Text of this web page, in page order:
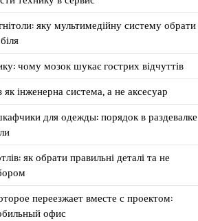
яку мультимедійну систему обрати
чому мозок шукає гострих відчуттів
як інженерна система, а не аксесуар
для одежды: порядок в раздевалке
як обрати правильні деталі та не
переезжает вместе с проектом:
офис